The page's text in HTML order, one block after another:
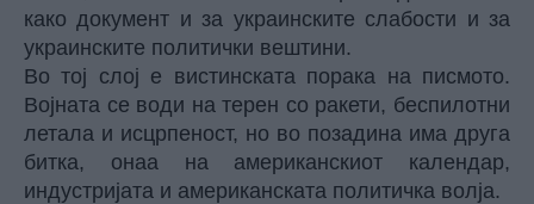
како документ и за украинските слабости и за
украинските политички вештини.
Во тој слој е вистинската порака на писмото.
Војната се води на терен со ракети, беспилотни
летала и исцрпеност, но во позадина има друга
битка, онаа на американскиот календар,
индустријата и американската политичка волја.